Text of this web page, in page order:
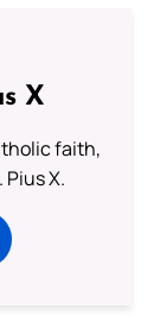
X
faith,
X.